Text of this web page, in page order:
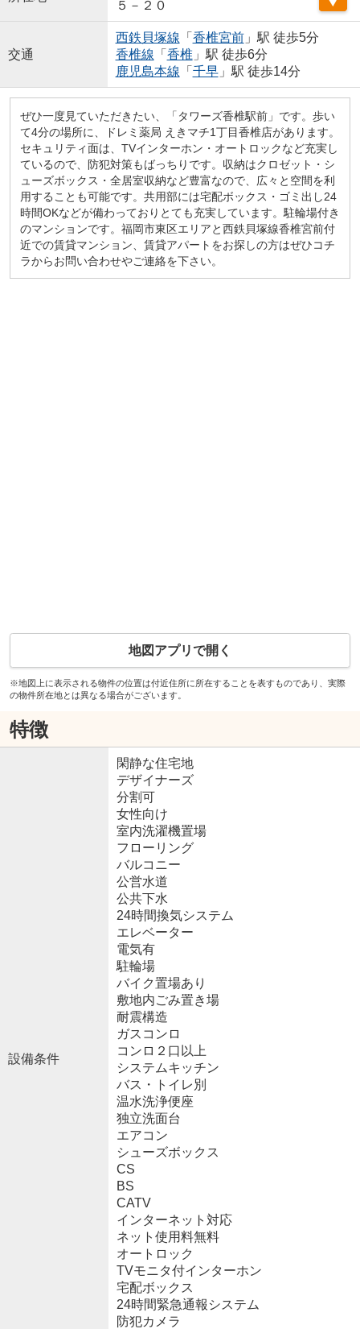
５－２０
交通
西鉄貝塚線 「 香椎宮前」駅 徒歩5分
香椎線 「 香椎 」駅 徒歩6分
鹿児島本線 「 千早」駅 徒歩14分
ぜひ一度見ていただきたい、「タワーズ香椎駅前」です。歩い
て4分の場所に、ドレミ薬局 えきマチ1丁目香椎店があります。
セキュリティ面は、TVインターホン・オートロックなど充実し
ているので、防犯対策もばっちりです。収納はクロゼット・シ
ューズボックス・全居室収納など豊富なので、広々と空間を利
用することも可能です。共用部には宅配ボックス・ゴミ出し24
時間OKなどが備わっておりとても充実しています。駐輪場付き
のマンションです。福岡市東区エリアと西鉄貝塚線香椎宮前付
近での賃貸マンション、賃貸アパートをお探しの方はぜひコチ
ラからお問い合わせやご連絡を下さい。
地図アプリで開く
※地図上に表示される物件の位置は付近住所に所在することを表すものであり、実際
の物件所在地とは異なる場合がございます。
特徴
設備条件
閑静な住宅地
デザイナーズ
分割可
女性向け
室内洗濯機置場
フローリング
バルコニー
公営水道
公共下水
24時間換気システム
エレベーター
電気有
駐輪場
バイク置場あり
敷地内ごみ置き場
耐震構造
ガスコンロ
コンロ２口以上
システムキッチン
バス・トイレ別
温水洗浄便座
独立洗面台
エアコン
シューズボックス
CS
BS
CATV
インターネット対応
ネット使用料無料
オートロック
TVモニタ付インターホン
宅配ボックス
24時間緊急通報システム
防犯カメラ